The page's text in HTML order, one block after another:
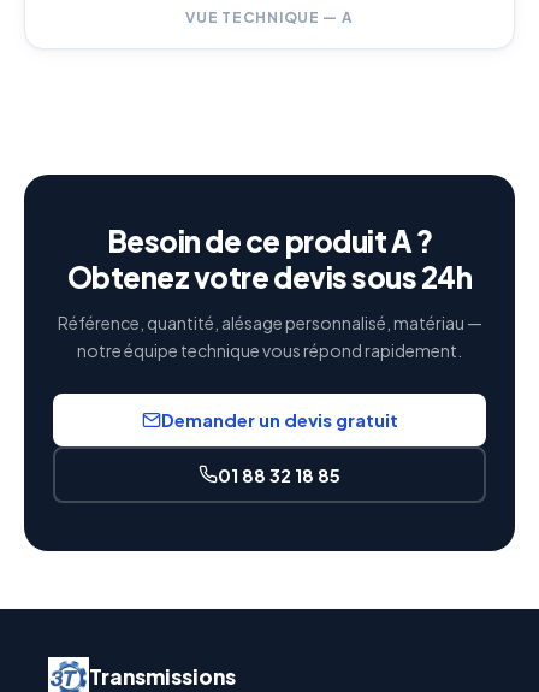
VUE TECHNIQUE — A
Besoin de ce produit A ?
Obtenez votre devis sous 24h
Référence, quantité, alésage personnalisé, matériau —
notre équipe technique vous répond rapidement.
Demander un devis gratuit
01 88 32 18 85
Transmissions